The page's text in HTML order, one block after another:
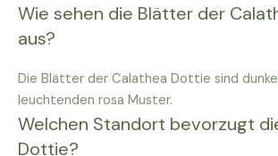
Wie sehen die Blätter der
aus?
Die Blätter der Calathea Dottie sind
leuchtenden rosa Muster.
Welchen Standort bevorzugt
Dottie?